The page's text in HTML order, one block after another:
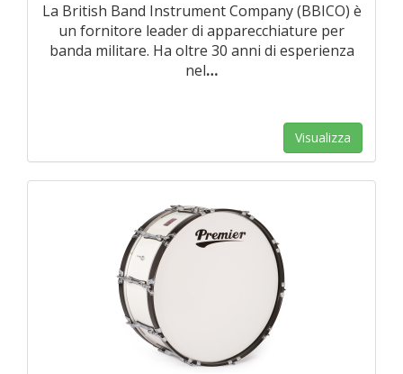
La British Band Instrument Company (BBICO) è
un fornitore leader di apparecchiature per
banda militare. Ha oltre 30 anni di esperienza
nel…
Visualizza